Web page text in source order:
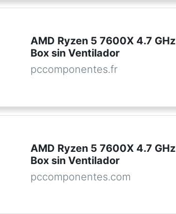
AMD Ryzen 5 7600X 4.7 GHz
Box sin Ventilador
pccomponentes.fr
AMD Ryzen 5 7600X 4.7 GHz
Box sin Ventilador
pccomponentes.com